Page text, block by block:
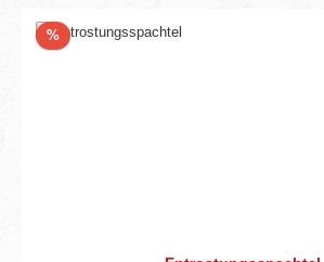
%Rabatt